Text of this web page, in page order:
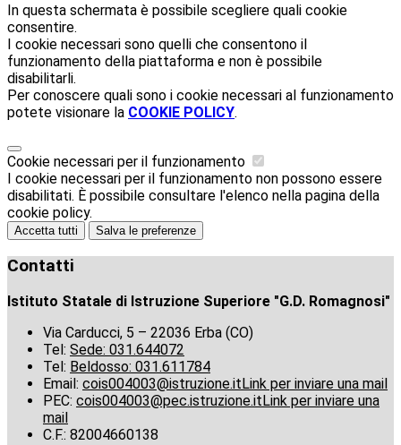
In questa schermata è possibile scegliere quali cookie
consentire.
I cookie necessari sono quelli che consentono il
funzionamento della piattaforma e non è possibile
disabilitarli.
Per conoscere quali sono i cookie necessari al funzionamento
potete visionare la COOKIE POLICY.
Cookie necessari per il funzionamento
I cookie necessari per il funzionamento non possono essere
disabilitati. È possibile consultare l'elenco nella pagina della
cookie policy.
Accetta tutti Salva le preferenze
Contatti
Istituto Statale di Istruzione Superiore "G.D. Romagnosi"
Via Carducci, 5 – 22036 Erba (CO)
Tel: Sede: 031.644072
Tel: Beldosso: 031.611784
Email: cois004003@istruzione.it Link per inviare una mail
PEC: cois004003@pec.istruzione.it Link per inviare una
mail
C.F.: 82004660138